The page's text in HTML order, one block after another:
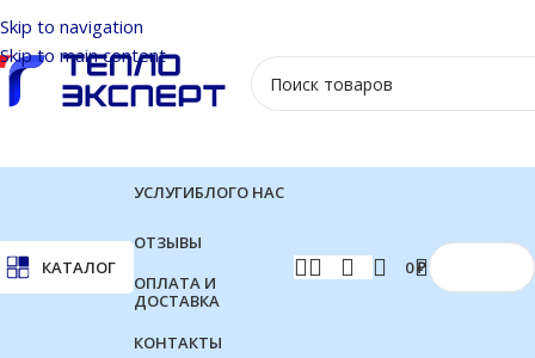
Skip to navigation
Skip to main content
КАТАЛОГ
УСЛУГИБЛОГО НАС
ОТЗЫВЫ
ОПЛАТА И
ДОСТАВКА
КОНТАКТЫ
0₽